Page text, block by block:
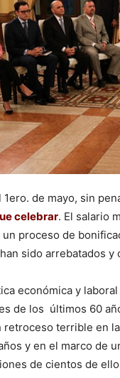
1ero. de mayo, sin
celebrar. El salario
proceso de
sido arrebatados y
económica y
de los últimos 60
retroceso terrible en
y en el marco de
de cientos de